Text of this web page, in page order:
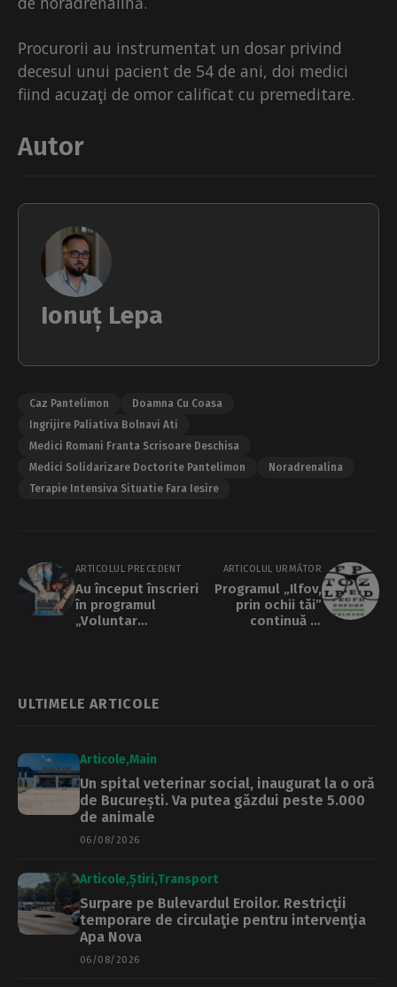
Procurorii au instrumentat un dosar privind
decesul unui pacient de 54 de ani, doi medici
fiind acuzaţi de omor calificat cu premeditare.
Autor
Ionuț Lepa
Caz Pantelimon
Doamna Cu Coasa
Ingrijire Paliativa Bolnavi Ati
Medici Romani Franta Scrisoare Deschisa
Medici Solidarizare Doctorite Pantelimon
Noradrenalina
Terapie Intensiva Situatie Fara Iesire
ARTICOLUL PRECEDENT
Au început înscrieri
în programul
„Voluntar
ARTICOLUL URMĂTOR
Programul „Ilfov,
prin ochii tăi”
continuă în
ULTIMELE ARTICOLE
Articole Main
Un spital veterinar social, inaugurat la o oră
de București. Va putea găzdui peste 5.000
de animale
06/08/2026
Articole Știri Transport
Surpare pe Bulevardul Eroilor. Restricţii
temporare de circulaţie pentru intervenţia
Apa Nova
06/08/2026